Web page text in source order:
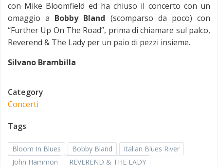
con Mike Bloomfield ed ha chiuso il concerto con un
omaggio a Bobby Bland (scomparso da poco) con
“Further Up On The Road”, prima di chiamare sul palco,
Reverend & The Lady per un paio di pezzi insieme.
Silvano Brambilla
Category
Concerti
Tags
Bloom In Blues Bobby Bland
Italian Blues River
John Hammon
REVEREND & THE LADY